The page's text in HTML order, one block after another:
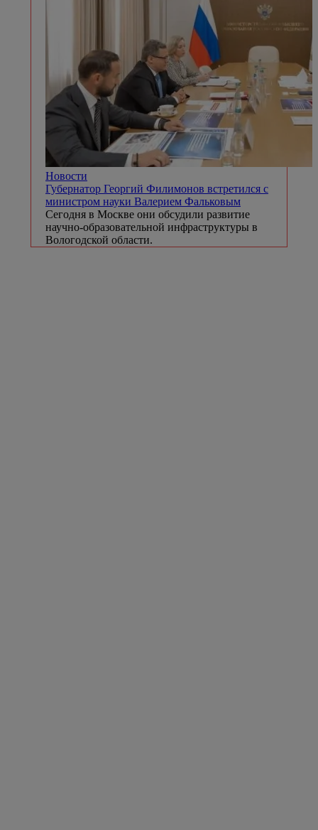
Новости
Губернатор Георгий Филимонов встретился с
министром науки Валерием Фальковым
Сегодня в Москве они обсудили развитие
научно-образовательной инфраструктуры в
Вологодской области.